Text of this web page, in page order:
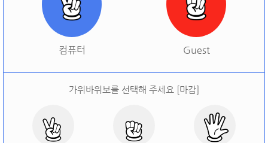
컴퓨터 Guest
가위바위보를 선택해 주세요 [마감]